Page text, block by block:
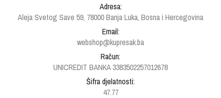
Adresa:
Aleja Svetog Save 59, 78000 Banja Luka, Bosna i Hercegovina
Email:
webshop@kupresak.ba
Račun:
UNICREDIT BANKA 3383502257012678
Šifra djelatnosti:
47.77